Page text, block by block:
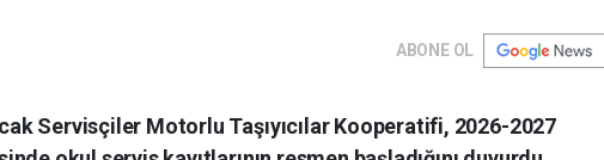
ABONE OL
Servisçiler Motorlu Taşıyıcılar Kooperatifi, 2026-2027